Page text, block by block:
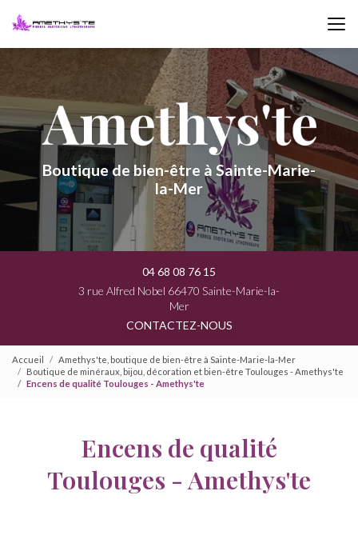
Boutique de bien-être à Sainte-Marie-
la-Mer
04 68 08 76 15
3 rue Alfred Nobel 66470 Sainte-Marie-la-
Mer
CONTACTEZ-NOUS
Accueil
Amethys'te, boutique de bien-être à Sainte-Marie-la-Mer
Boutique de minéraux, bijou, décoration et bien-être Toulouges - Amethys'te
Encens de qualité Toulouges - Amethys'te
Encens de qualité
Toulouges - Amethys'te